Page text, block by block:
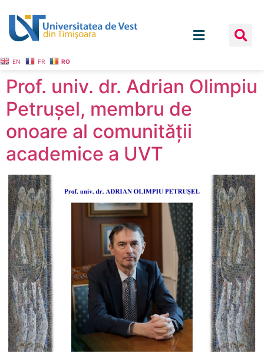
EN FR RO
Prof. univ. dr. Adrian Olimpiu
Petrușel, membru de
onoare al comunității
academice a UVT